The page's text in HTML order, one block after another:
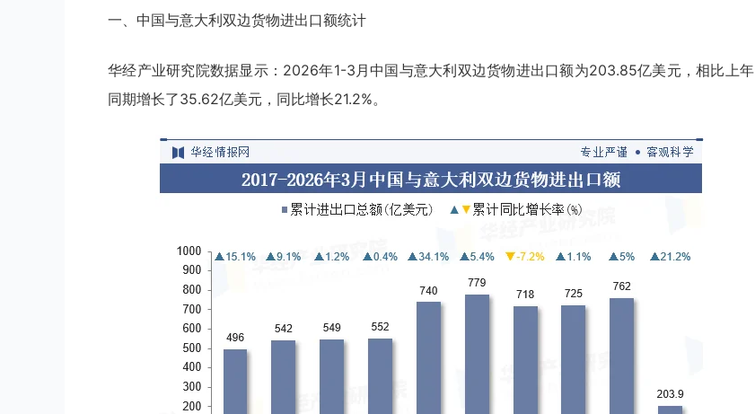
一、中国与意大利双边货物进出口额统计
华经产业研究院数据显示：2026年1-3月中国与意大利双边货物进出口额为203.85亿美元，相比上年
同期增长了35.62亿美元，同比增长21.2%。